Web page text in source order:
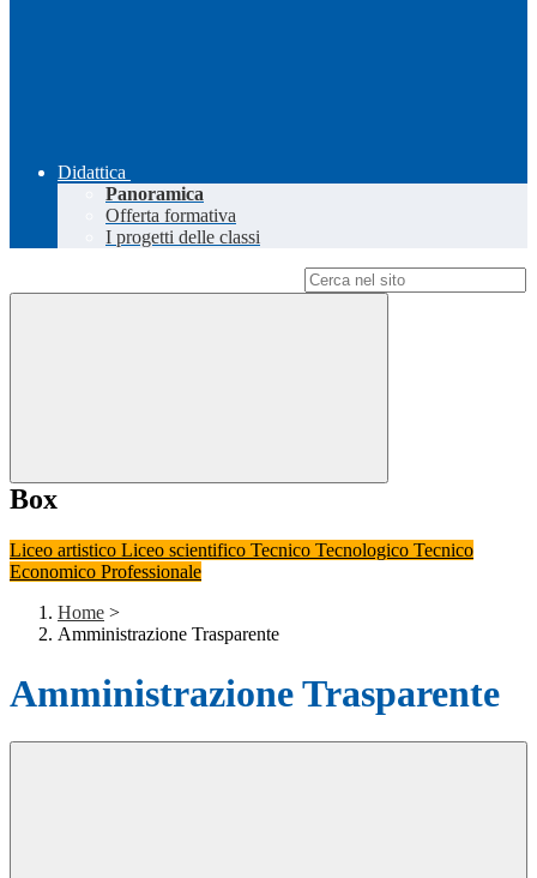
Didattica
Panoramica
Offerta formativa
I progetti delle classi
Box
Liceo artistico Liceo scientifico Tecnico Tecnologico Tecnico
Economico Professionale
Home >
Amministrazione Trasparente
Amministrazione Trasparente